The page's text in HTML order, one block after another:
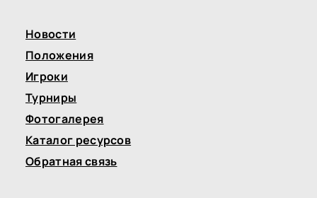
Новости
Положения
Игроки
Турниры
Фотогалерея
Каталог ресурсов
Обратная связь